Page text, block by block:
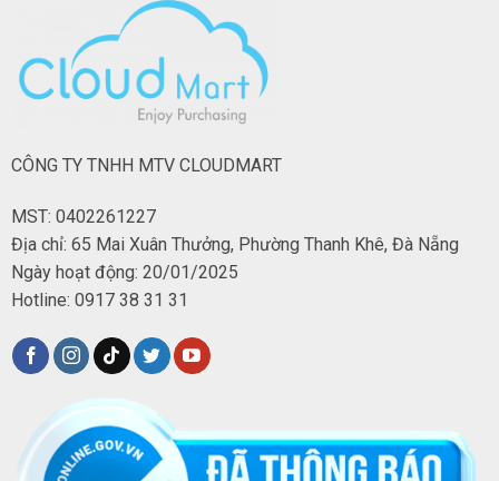
CÔNG TY TNHH MTV CLOUDMART
MST: 0402261227
Địa chỉ: 65 Mai Xuân Thưởng, Phường Thanh Khê, Đà Nẵng
Ngày hoạt động: 20/01/2025
Hotline: 0917 38 31 31